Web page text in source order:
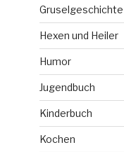
Gruselgeschichte
Hexen und Heiler
Humor
Jugendbuch
Kinderbuch
Kochen